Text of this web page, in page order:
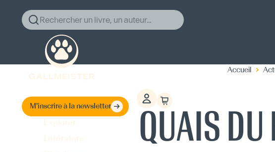
Rechercher un livre, un auteur...
M'inscrire à la newsletter
Accueil
QUAIS